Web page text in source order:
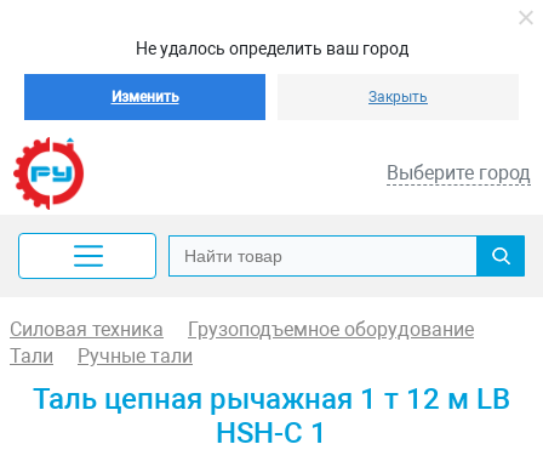
Не удалось определить ваш город
Изменить Закрыть
Выберите город
Силовая техника
Грузоподъемное оборудование
Тали
Ручные тали
Таль цепная рычажная 1 т 12 м LB
HSH-C 1